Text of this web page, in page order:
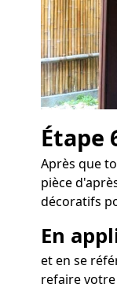
Étape
Après que
pièce
décoratifs
En
et en se
refaire